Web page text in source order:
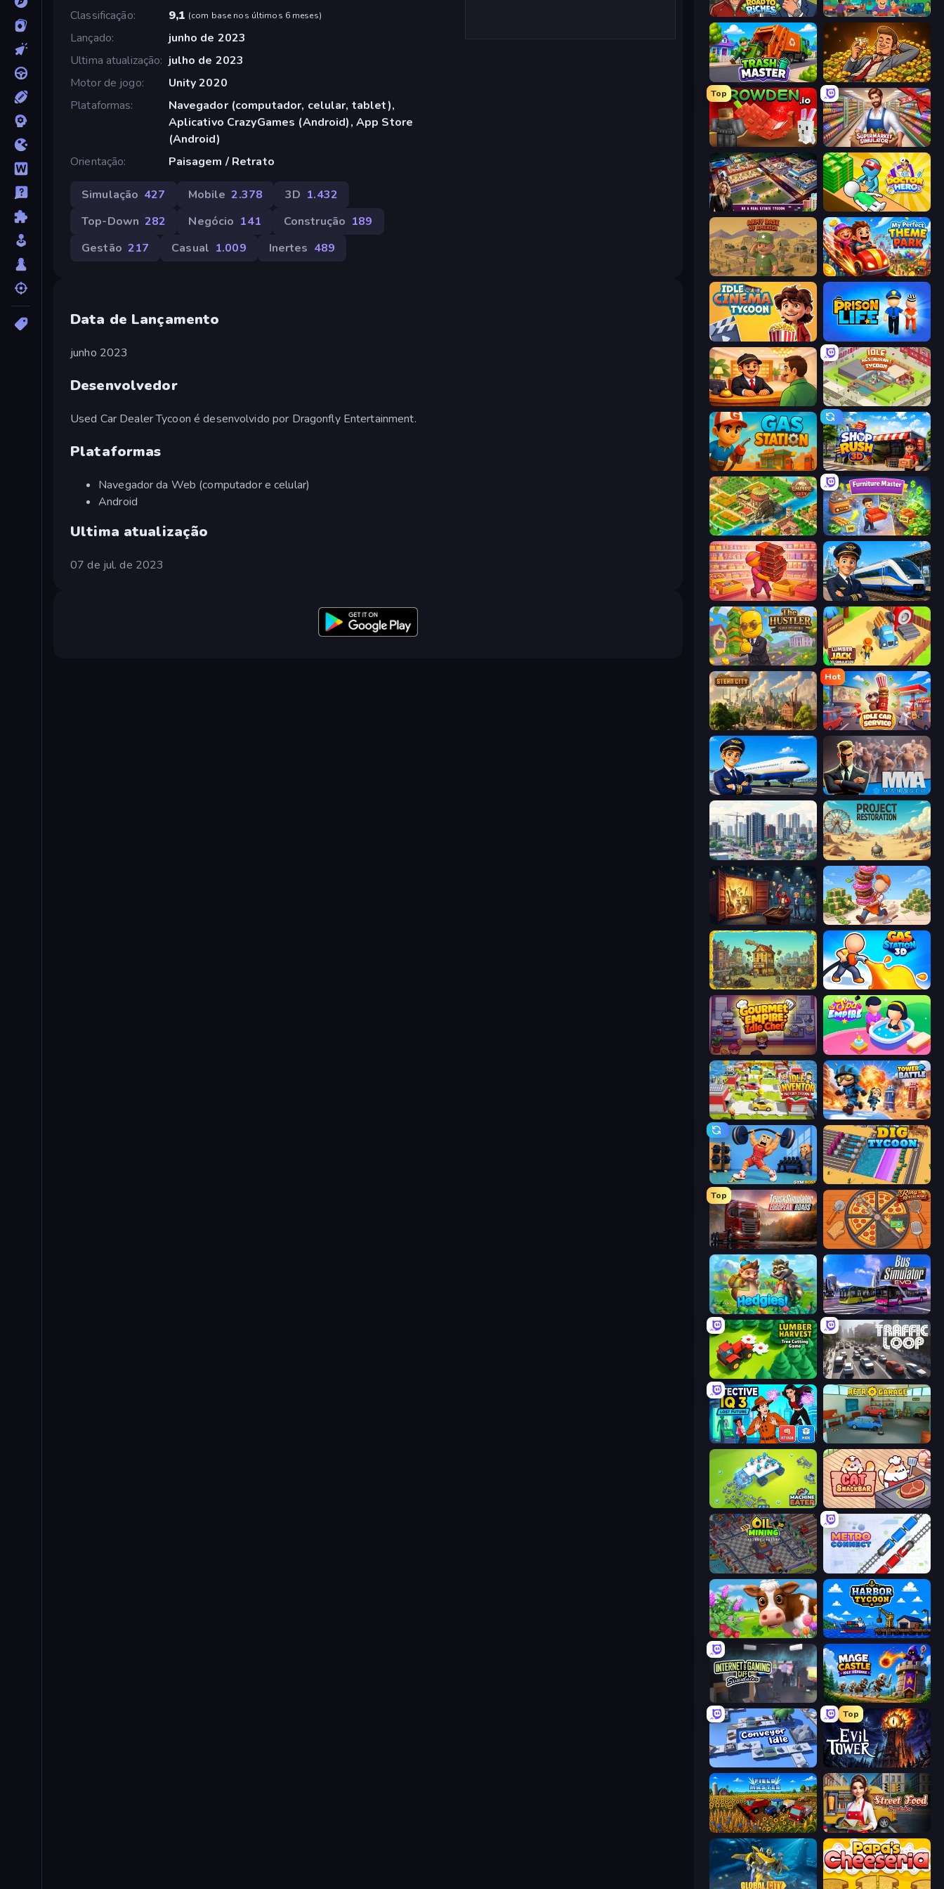
Classificação
9,1 (com base nos últimos 6 meses)
Lançado
junho de 2023
Ultima atualização
julho de 2023
Motor de jogo
Unity 2020
Plataformas
Navegador (computador, celular, tablet),
Aplicativo CrazyGames (Android), App Store
(Android)
Orientação
Paisagem / Retrato
Simulação 427 Mobile 2.378 3D 1.432
Top-Down 282 Negócio 141 Construção 189
Gestão 217 Casual 1.009 Inertes 489
Data de Lançamento
junho 2023
Desenvolvedor
Used Car Dealer Tycoon é desenvolvido por Dragonfly Entertainment.
Plataformas
Navegador da Web (computador e celular)
Android
Ultima atualização
07 de jul. de 2023
Life Simulator: Road to Riches Idle Supermarket Tycoon
Trash Master Idle Billionaire Tycoon
Top
Grow A Garden | Growden.io Supermarket Simulator: Store Manager
LandLord - Real Estate Tycoon Doctor Hero
Army Base Of America My Perfect Theme Park
Idle Cinema Tycoon Prison Life
Idle Restaurant Tycoon
Gas Station Shop Rush 3D
Empire City Furniture Master: Idle Tycoon
Candy Packing Store Idle Train Empire Tycoon
The Hustler Lumberjack 3D Simulator
Steam City
Hot
Idle Car Service: Tycoon
Idle Airport Tycoon MMA Manager 2
SuperCity 3D Project Restoration
Container Auction Donut Place
The Garbaggio Hotel Gas Station 3D
Gourmet Empire: Idle Chef Spa Empire
Idle Inventor Tower Battle
Gym Boss Dig Tycoon
Top
Truck Simulator: European Roads Ring Restaurant
Hedgies Bus Simulator: EVO
Lumber Harvest: Tree Cutting Game Traffic Loop
Detective IQ 3
Machine Eater Cat Snack Bar
Oil Mining 3D: Petrol Factory Metro Connect
Country Life Meadows Harbor Tycoon
Mage Castle Idle Defense
Conveyor Idle
Top
Evil Tower
Field Master Street Food Simulator